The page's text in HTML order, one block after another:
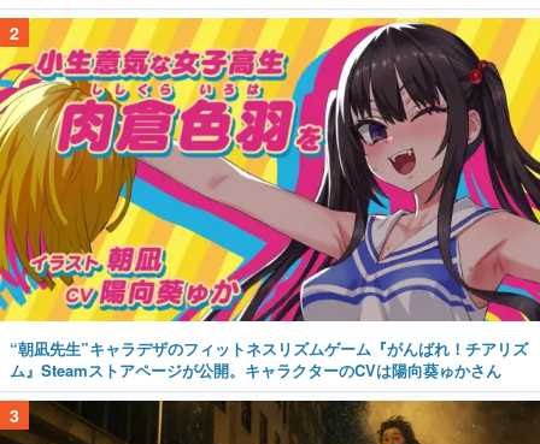
2
“朝凪先生”キャラデザのフィットネスリズムゲーム『がんばれ！チアリズ
ム』Steamストアページが公開。キャラクターのCVは陽向葵ゅかさん
3